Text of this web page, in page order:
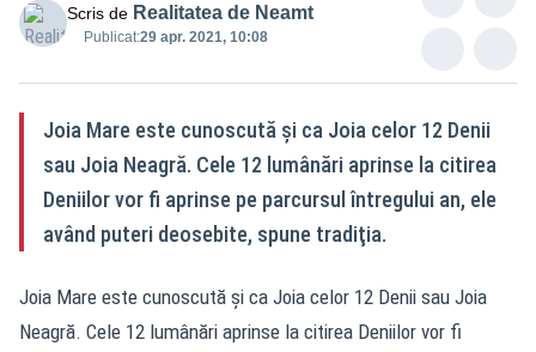
Scris de Realitatea de Neamt
Publicat:29 apr. 2021, 10:08
Joia Mare este cunoscută şi ca Joia celor 12 Denii
sau Joia Neagră. Cele 12 lumânări aprinse la citirea
Deniilor vor fi aprinse pe parcursul întregului an, ele
având puteri deosebite, spune tradiţia.
Joia Mare este cunoscută şi ca Joia celor 12 Denii sau Joia
Neagră. Cele 12 lumânări aprinse la citirea Deniilor vor fi